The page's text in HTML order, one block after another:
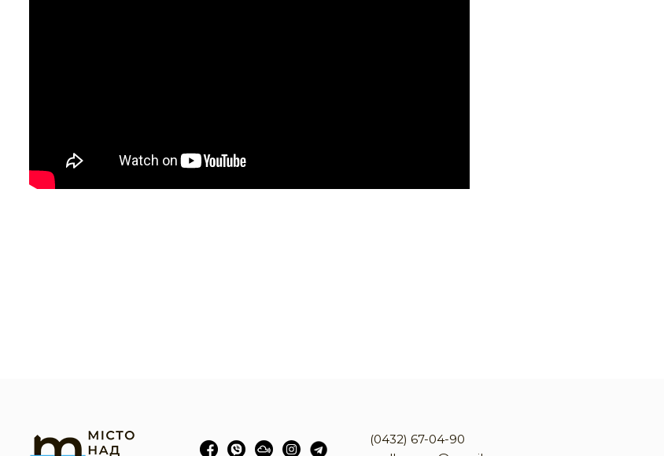
(0432) 67-04-90